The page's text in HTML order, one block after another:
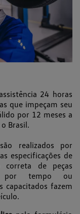
24 horas
que impeçam seu
por 12 meses a
Brasil.
realizados por
especificações de
correta de peças
por tempo ou
capacitados fazem